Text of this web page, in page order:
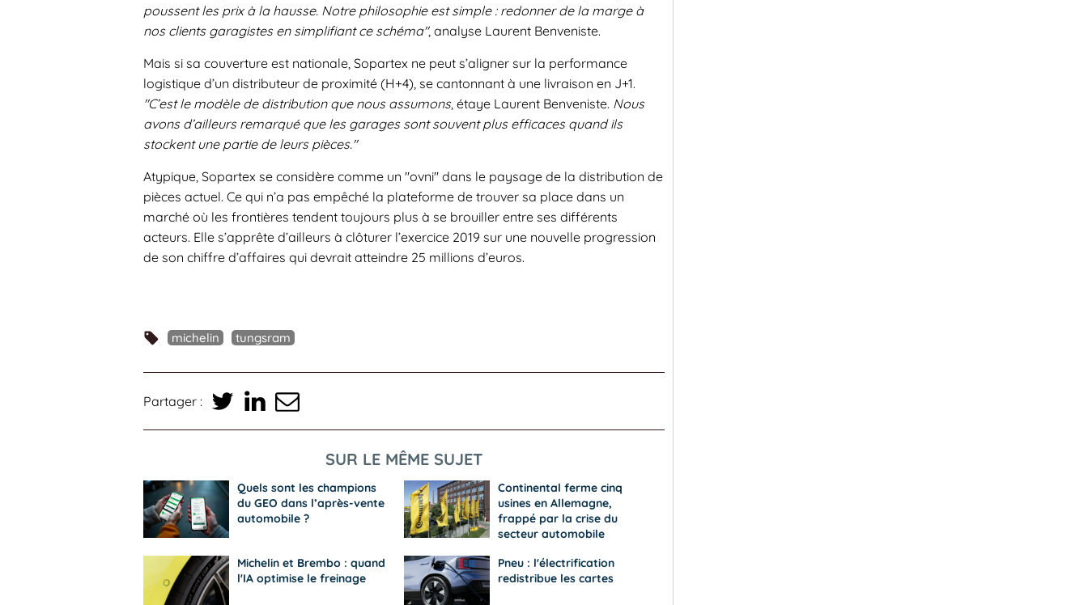
poussent les prix à la hausse. Notre philosophie est simple : redonner de la marge à
nos clients garagistes en simplifiant ce schéma", analyse Laurent Benveniste.
Mais si sa couverture est nationale, Sopartex ne peut s’aligner sur la performance
logistique d’un distributeur de proximité (H+4), se cantonnant à une livraison en J+1.
"C’est le modèle de distribution que nous assumons, étaye Laurent Benveniste. Nous
avons d’ailleurs remarqué que les garages sont souvent plus efficaces quand ils
stockent une partie de leurs pièces."
Atypique, Sopartex se considère comme un "ovni" dans le paysage de la distribution de
pièces actuel. Ce qui n’a pas empêché la plateforme de trouver sa place dans un
marché où les frontières tendent toujours plus à se brouiller entre ses différents
acteurs. Elle s’apprête d’ailleurs à clôturer l’exercice 2019 sur une nouvelle progression
de son chiffre d’affaires qui devrait atteindre 25 millions d’euros.
michelin tungsram
Partager :
SUR LE MÊME SUJET
Quels sont les champions
du GEO dans l’après-vente
automobile ?
Continental ferme cinq
usines en Allemagne,
frappé par la crise du
secteur automobile
Michelin et Brembo : quand
l'IA optimise le freinage
Pneu : l'électrification
redistribue les cartes